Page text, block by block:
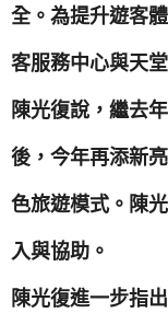
全。為提升遊客
客服務中心與天
陳光復說，繼去
後，今年再添新
色旅遊模式。陳
入與協助。
陳光復進一步指